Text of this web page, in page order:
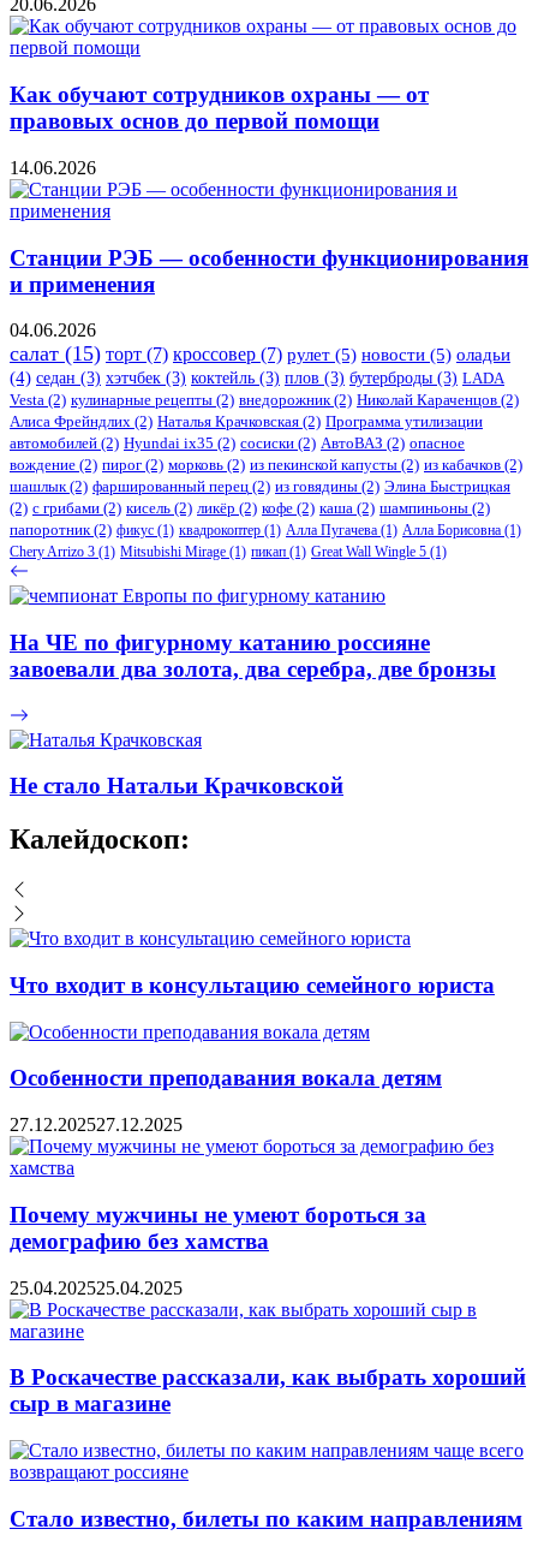
20.06.2026
Как обучают сотрудников охраны — от
правовых основ до первой помощи
14.06.2026
Станции РЭБ — особенности функционирования
и применения
04.06.2026
салат (15) торт (7) кроссовер (7) рулет (5) новости (5) оладьи
(4) седан (3) хэтчбек (3) коктейль (3) плов (3) бутерброды (3) LADA
Vesta (2) кулинарные рецепты (2) внедорожник(2) Николай Караченцов (2)
Алиса Фрейндлих (2) Наталья Крачковская (2) Программа утилизации
автомобилей (2) ​Hyundai ix35 (2) сосиски (2) АвтоВАЗ (2) опасное
вождение (2) пирог (2) морковь (2) из пекинской капусты (2) из кабачков (2)
шашлык(2) фаршированный перец (2) из говядины (2) Элина Быстрицкая
(2) с грибами (2) кисель (2) ликёр (2) кофе (2) каша (2) шампиньоны (2)
папоротник(2) фикус (1) квадрокоптер (1) Алла Пугачева (1) Алла Борисовна (1)
Chery Arrizo 3 (1) Mitsubishi Mirage (1) пикап (1) Great Wall Wingle 5 (1)
На ЧЕ по фигурному катанию россияне
завоевали два золота, два серебра, две бронзы
Не стало Натальи Крачковской
Калейдоскоп:
Что входит в консультацию семейного юриста
Особенности преподавания вокала детям
27.12.202527.12.2025
Почему мужчины не умеют бороться за
демографию без хамства
25.04.202525.04.2025
В Роскачестве рассказали, как выбрать хороший
сыр в магазине
Стало известно, билеты по каким направлениям